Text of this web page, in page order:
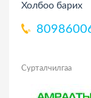
Холбоо барих
Сурталчилгаа